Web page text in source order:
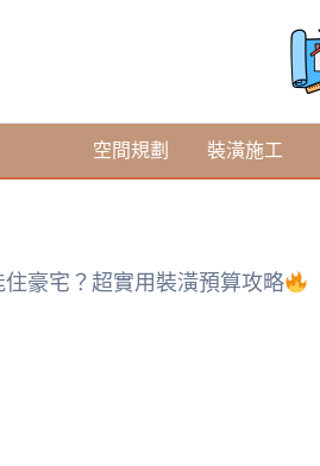
空間規劃 裝潢施工
豪宅？超實用裝潢預算攻略